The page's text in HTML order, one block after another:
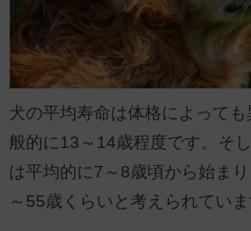
犬の平均寿命は体格によって
般的に13～14歳程度です。そ
は平均的に7～8歳頃から始ま
～55歳くらいと考えられていま